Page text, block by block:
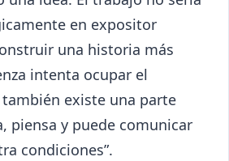
en expositor
una historia más
intenta ocupar el
existe una parte
piensa y puede comunicar
condiciones”.